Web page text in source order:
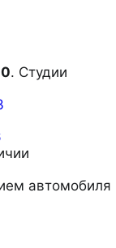
. Студии
автомобиля